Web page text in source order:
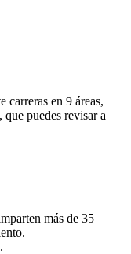
carreras en 9 áreas,
puedes revisar a
más de 35